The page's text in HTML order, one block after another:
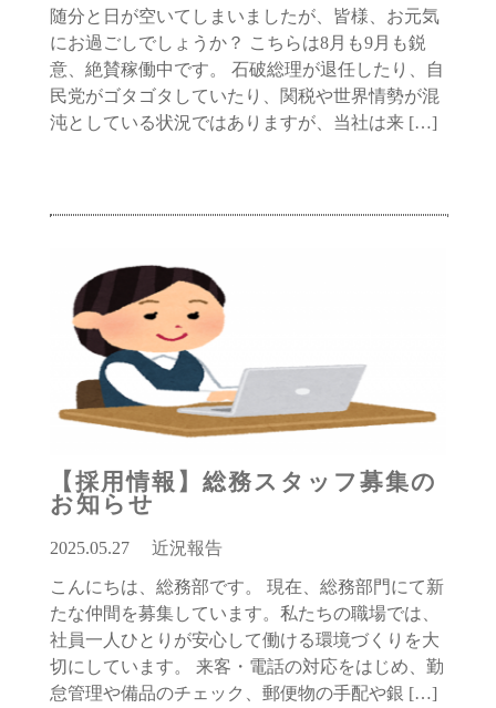
随分と日が空いてしまいましたが、皆様、お元気
にお過ごしでしょうか？ こちらは8月も9月も鋭
意、絶賛稼働中です。 石破総理が退任したり、自
民党がゴタゴタしていたり、関税や世界情勢が混
沌としている状況ではありますが、当社は来 […]
【採用情報】総務スタッフ募集の
お知らせ
2025.05.27 近況報告
こんにちは、総務部です。 現在、総務部門にて新
たな仲間を募集しています。私たちの職場では、
社員一人ひとりが安心して働ける環境づくりを大
切にしています。 来客・電話の対応をはじめ、勤
怠管理や備品のチェック、郵便物の手配や銀 […]